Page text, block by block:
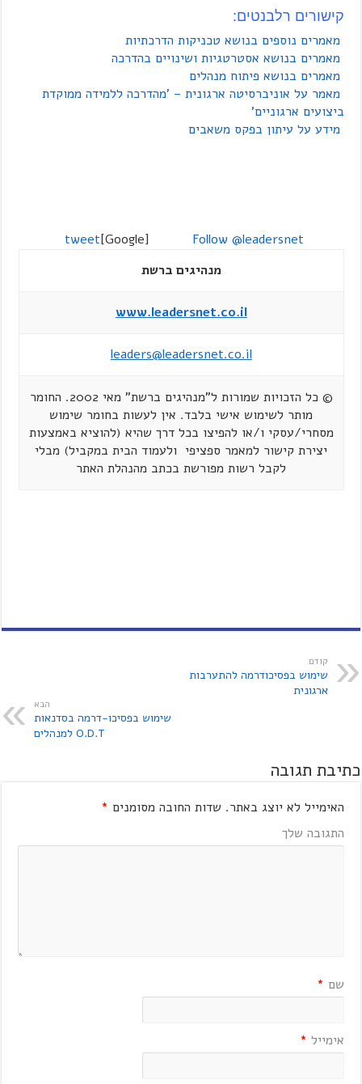
קישורים רלבנטים:
מאמרים נוספים בנושא טכניקות הדרכתיות
מאמרים בנושא אסטרטגיות ושינויים בהדרכה
מאמרים בנושא פיתוח מנהלים
מאמר על אוניברסיטה ארגונית – 'מהדרכה ללמידה ממוקדת
ביצועים ארגוניים'
מידע על עיתון בפקס משאבים
tweet[Google]
Follow @leadersnet
מנהיגים ברשת
www.leadersnet.co.il
leaders@leadersnet.co.il
© כל הזכויות שמורות ל"מנהיגים ברשת" מאי 2002. החומר
מותר לשימוש אישי בלבד. אין לעשות בחומר שימוש
מסחרי/עסקי ו/או להפיצו בכל דרך שהיא (להוציא באמצעות
יצירת קישור למאמר ספציפי ולעמוד הבית במקביל) מבלי
לקבל רשות מפורשת בכתב מהנהלת האתר
קודם
שימוש בפסיכודרמה להתערבות
ארגונית
הבא
שימוש בפסיכו-דרמה בסדנאות
O.D.T למנהלים
כתיבת תגובה
האימייל לא יוצג באתר. שדות החובה מסומנים *
התגובה שלך
שם *
אימייל *